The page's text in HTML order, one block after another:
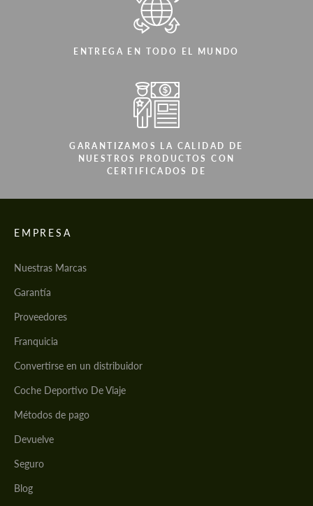
ENTREGA EN TODO EL MUNDO
GARANTIZAMOS LA CALIDAD DE
NUESTROS PRODUCTOS CON
CERTIFICADOS DE
EMPRESA
Nuestras Marcas
Garantía
Proveedores
Franquicia
Convertirse en un distribuidor
Coche Deportivo De Viaje
Métodos de pago
Devuelve
Seguro
Blog